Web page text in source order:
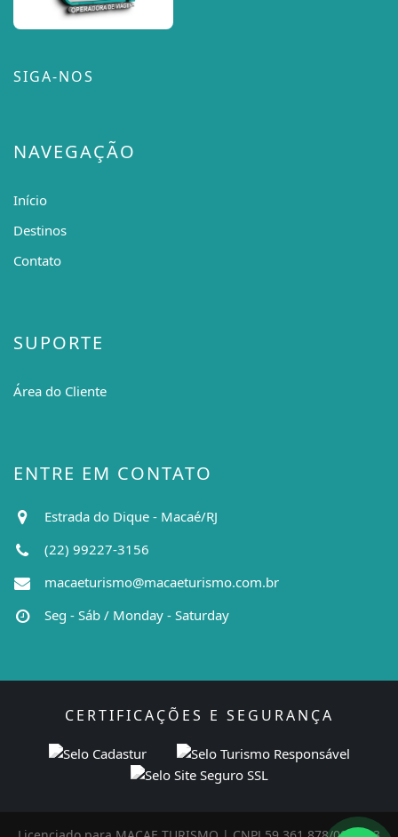
SIGA-NOS
NAVEGAÇÃO
Início
Destinos
Contato
SUPORTE
Área do Cliente
ENTRE EM CONTATO
Estrada do Dique - Macaé/RJ
(22) 99227-3156
macaeturismo@macaeturismo.com.br
Seg - Sáb / Monday - Saturday
CERTIFICAÇÕES E SEGURANÇA